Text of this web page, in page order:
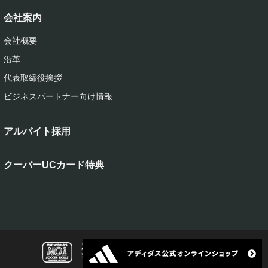
会社案内
会社概要
沿革
代表取締役挨拶
ビジネスパートナー向け情報
アルバイト採用
クーバーUCカード特典